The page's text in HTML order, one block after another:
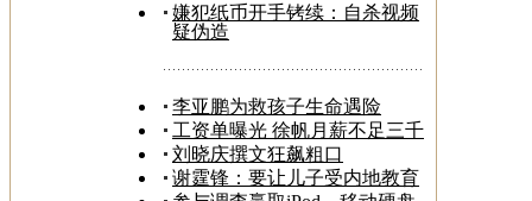
嫌犯纸币开手铐续：自杀视频
疑伪造
李亚鹏为救孩子生命遇险
工资单曝光 徐帆月薪不足三千
刘晓庆撰文狂飙粗口
谢霆锋：要让儿子受内地教育